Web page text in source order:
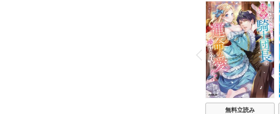
P
r
e
v
i
o
u
s
無料立読み